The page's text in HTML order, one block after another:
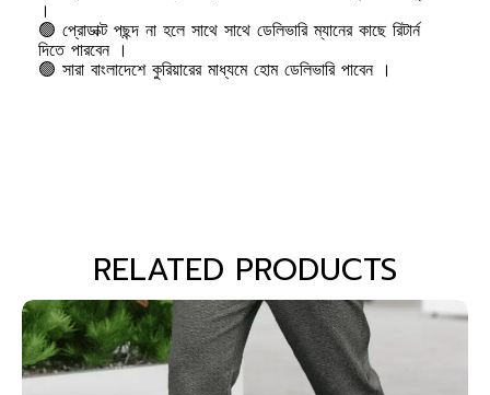
।
🟢 প্রোডাক্ট পছন্দ না হলে সাথে সাথে ডেলিভারি ম্যানের কাছে রিটার্ন
দিতে পারবেন ।
🟢 সারা বাংলাদেশে কুরিয়ারের মাধ্যমে হোম ডেলিভারি পাবেন ।
RELATED PRODUCTS